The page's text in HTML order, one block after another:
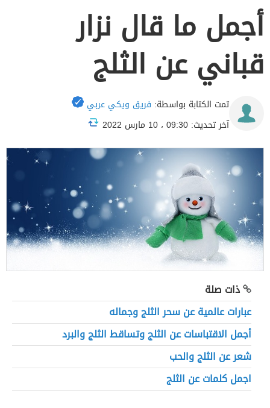
أجمل ما قال نزار
قباني عن الثلج
تمت الكتابة بواسطة: فريق ويكي عربي
آخر تحديث: 09:30 ، 10 مارس 2022
ذات صلة
عبارات عالمية عن سحر الثلج وجماله
أجمل الاقتباسات عن الثلج وتساقط الثلج والبرد
شعر عن الثلج والحب
اجمل كلمات عن الثلج